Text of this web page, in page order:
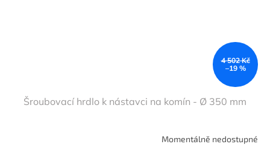
4 502 Kč
–19 %
Šroubovací hrdlo k nástavci na komín - Ø 350 mm
Momentálně nedostupné